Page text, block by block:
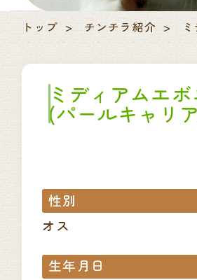
トップ チンチラ紹介
性別
オス
生年月日
ミディアムエボ
(パールキャリ